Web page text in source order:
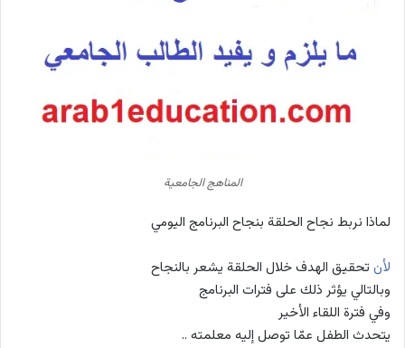
المناهج الجامعية
لماذا نربط نجاح الحلقة بنجاح البرنامج اليومي
لأن تحقيق الهدف خلال الحلقة يشعر بالنجاح
وبالتالي يؤثر ذلك على فترات البرنامج
وفي فترة اللقاء الأخير
يتحدث الطفل عمّا توصل إليه معلمته ..